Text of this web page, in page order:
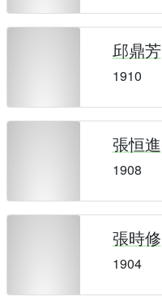
邱鼎芳
1910
張恒進
1908
張時修
1904